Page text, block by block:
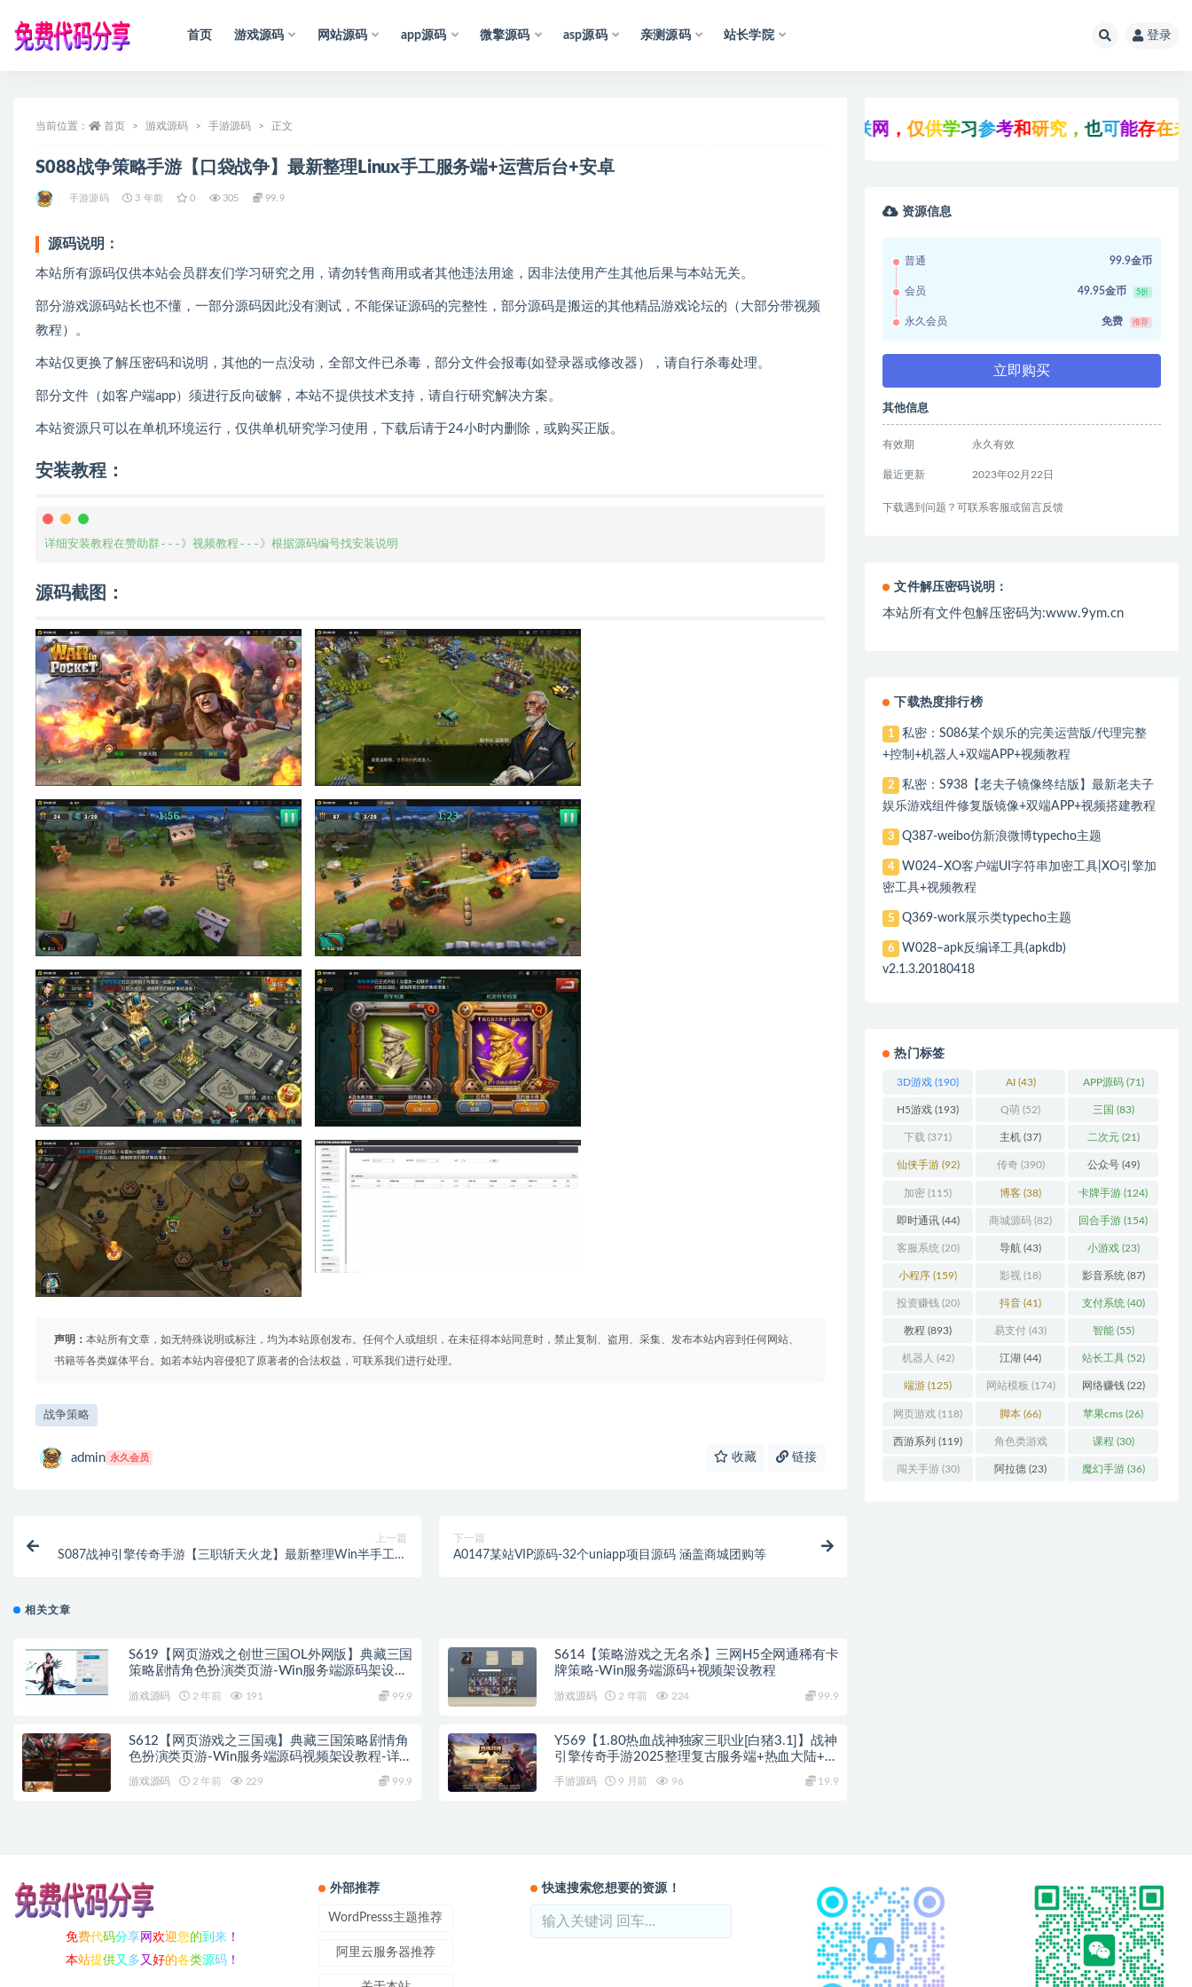
首页 游戏源码 网站源码 app源码 微擎源码 asp源码 亲测源码 站长学院 登录
当前位置： 首页 游戏源码 手游源码 正文
S088战争策略手游【口袋战争】最新整理Linux手工服务端+运营后台+安卓
手游源码 3 年前 0 305 99.9
源码说明：
本站所有源码仅供本站会员群友们学习研究之用，请勿转售商用或者其他违法用途，因非法使用产生其他后果与本站无关。
部分游戏源码站长也不懂，一部分源码因此没有测试，不能保证源码的完整性，部分源码是搬运的其他精品游戏论坛的（大部分带视频
教程）。
本站仅更换了解压密码和说明，其他的一点没动，全部文件已杀毒，部分文件会报毒(如登录器或修改器），请自行杀毒处理。
部分文件（如客户端app）须进行反向破解，本站不提供技术支持，请自行研究解决方案。
本站资源只可以在单机环境运行，仅供单机研究学习使用，下载后请于24小时内删除，或购买正版。
安装教程：
详细安装教程在赞助群---》视频教程---》根据源码编号找安装说明
源码截图：
声明： 本站所有文章，如无特殊说明或标注，均为本站原创发布。任何个人或组织，在未征得本站同意时，禁止复制、盗用、采集、发布本站内容到任何网站、
书籍等各类媒体平台。如若本站内容侵犯了原著者的合法权益，可联系我们进行处理。
战争策略
admin 永久会员 收藏 链接
上一篇
S087战神引擎传奇手游【三职斩天火龙】最新整理Win半手工服
下一篇
A0147某站VIP源码-32个uniapp项目源码 涵盖商城团购等
相关文章
S619【网页游戏之创世三国OL外网版】典藏三国
策略剧情角色扮演类页游-Win服务端源码架设教
游戏源码 2 年前 191 99.9
S614【策略游戏之无名杀】三网H5全网通稀有卡
牌策略-Win服务端源码+视频架设教程
游戏源码 2 年前 224 99.9
S612【网页游戏之三国魂】典藏三国策略剧情角
色扮演类页游-Win服务端源码视频架设教程-详细
游戏源码 2 年前 229 99.9
Y569【1.80热血战神独家三职业[白猪3.1]】战神
引擎传奇手游2025整理复古服务端+热血大陆+蛮
手游源码 9 月前 96 19.9
，仅 供 学习参考和研究，也可 能存 在未知的
资源信息
普通 99.9金币
会员 49.95金币 5折
永久会员 免费 推荐
立即购买
其他信息
有效期 永久有效
最近更新 2023年02月22日
下载遇到问题？可联系客服或留言反馈
文件解压密码说明：
本站所有文件包解压密码为:www.9ym.cn
下载热度排行榜
1
私密：S086某个娱乐的完美运营版/代理完整
+控制+机器人+双端APP+视频教程
2
私密：S938【老夫子镜像终结版】最新老夫子
娱乐游戏组件修复版镜像+双端APP+视频搭建教程
3 Q387-weibo仿新浪微博typecho主题
4
W024–XO客户端UI字符串加密工具|XO引擎加
密工具+视频教程
5 Q369-work展示类typecho主题
6
W028–apk反编译工具(apkdb)
v2.1.3.20180418
热门标签
3D游戏 (190) AI(43) APP源码(71)
H5游戏 (193) Q萌 (52) 三国 (83)
下载 (371) 主机 (37) 二次元(21)
仙侠手游(92) 传奇(390) 公众号(49)
加密 (115) 博客 (38) 卡牌手游 (124)
即时通讯(44) 商城源码 (82) 回合手游 (154)
客服系统 (20) 导航 (43) 小游戏(23)
小程序 (159) 影视 (18) 影音系统 (87)
投资赚钱 (20) 抖音 (41) 支付系统 (40)
教程 (893) 易支付 (43) 智能(55)
机器人 (42) 江湖 (44) 站长工具(52)
端游 (125) 网站模板 (174) 网络赚钱(22)
网页游戏 (118) 脚本 (66) 苹果cms (26)
西游系列 (119) 角色类游戏
(306)
课程 (30)
闯关手游(30) 阿拉德 (23) 魔幻手游(36)
免费代码分享网 欢迎您的到 来！
本站提供又 多 又好的各类源码！
外部推荐
WordPresss主题推荐
阿里云服务器推荐
快速搜索您想要的资源！